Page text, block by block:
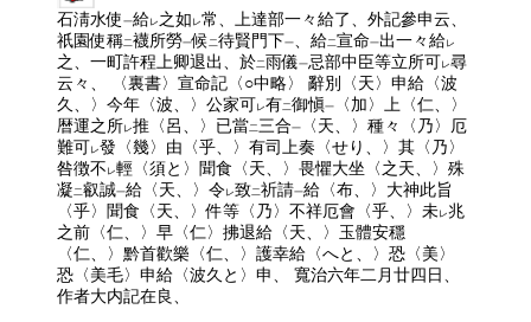
石淸水使一給レ 之如 レ常、上達部一々給了、外記參申云、
祇園使稱二襪所勞一候二待賢門下一、給二宣命一出一々給レ
之、一町許程上卿退出、於二雨儀一忌部中臣等立所可レ尋
云々、 〈裏書〉宣命記〈○中略〉 辭別〈天〉申給〈波
久、〉今年〈波、〉公家可レ有二御愼一
〈加〉上〈仁、〉
暦運之所レ推〈呂、〉已當二三合一
〈天、〉種々〈乃〉厄
難可レ發〈幾〉由〈乎、〉有司上奏〈せり、〉其〈乃〉
咎徴不 レ輕〈須と〉聞食〈天、〉畏懼大坐〈之天、〉殊
凝二叡誠一給〈天、〉令レ致二祈請一給〈布、〉大神此旨
〈乎〉聞食〈天、〉件等〈乃〉不祥厄會〈乎、〉未レ兆
之前〈仁、〉早〈仁〉拂退給〈天、〉玉體安穩
〈仁、〉黔首歡樂〈仁、〉護幸給〈へと、〉恐〈美〉
恐〈美毛〉申給〈波久と〉申、 寬治六年二月廿四日、
作者大内記在良、